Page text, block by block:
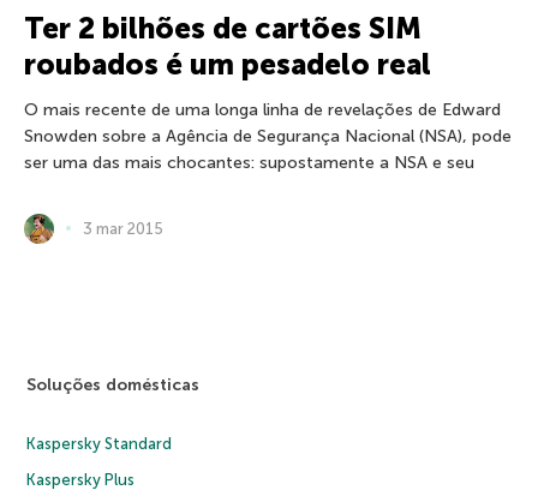
Ter 2 bilhões de cartões SIM
roubados é um pesadelo real
O mais recente de uma longa linha de revelações de Edward
Snowden sobre a Agência de Segurança Nacional (NSA), pode
ser uma das mais chocantes: supostamente a NSA e seu
3 mar 2015
Soluções domésticas
Kaspersky Standard
Kaspersky Plus